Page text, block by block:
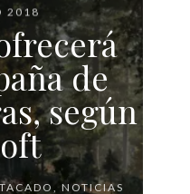
2018
de
según
, NOTICIAS